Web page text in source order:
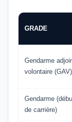
GRADE
Gendarme
volontaire (GAV)
Gendarme
de carrière)